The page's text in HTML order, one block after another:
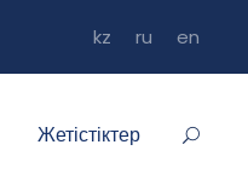
kz ru en
Жетістіктер